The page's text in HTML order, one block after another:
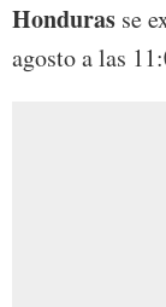
Honduras se
agosto a las